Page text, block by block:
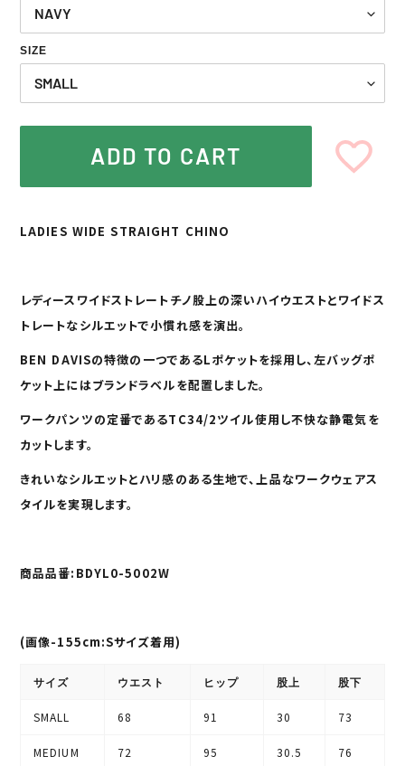
SIZE
ADD TO CART
LADIES WIDE STRAIGHT CHINO
レディースワイドストレートチノ股上の深いハイウエストとワイドス
トレートなシルエットで小慣れ感を演出。
BEN DAVISの特徴の一つであるLポケットを採用し、左バッグポ
ケット上にはブランドラベルを配置しました。
ワークパンツの定番であるTC34/2ツイル使用し不快な静電気を
カットします。
きれいなシルエットとハリ感のある生地で、上品なワークウェアス
タイルを実現します。
商品品番:BDYL0-5002W
(画像-155cm:Sサイズ着用)
サイズ ウエスト ヒップ 股上 股下
SMALL 68 91 30 73
MEDIUM 72 95 30.5 76